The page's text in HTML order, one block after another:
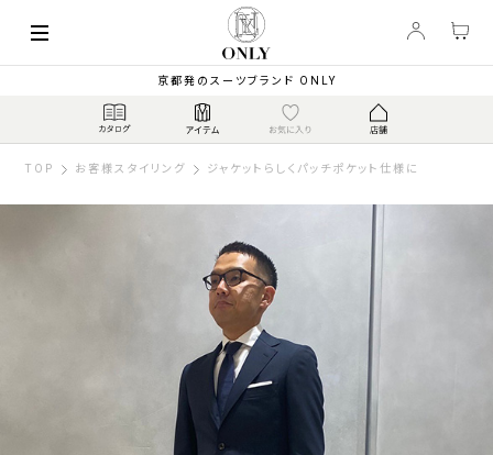
京都発のスーツブランド ONLY
TOP お客様スタイリング ジャケットらしくパッチポケット仕様に